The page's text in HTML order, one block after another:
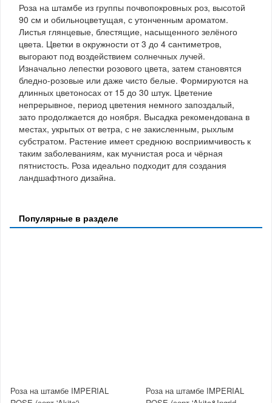
Роза на штамбе из группы почвопокровных роз, высотой
90 см и обильноцветущая, с утонченным ароматом.
Листья глянцевые, блестящие, насыщенного зелёного
цвета. Цветки в окружности от 3 до 4 сантиметров,
выгорают под воздействием солнечных лучей.
Изначально лепестки розового цвета, затем становятся
бледно-розовые или даже чисто белые. Формируются на
длинных цветоносах от 15 до 30 штук. Цветение
непрерывное, период цветения немного запоздалый,
зато продолжается до ноября. Высадка рекомендована в
местах, укрытых от ветра, с не закисленным, рыхлым
субстратом. Растение имеет среднюю восприимчивость к
таким заболеваниям, как мучнистая роса и чёрная
пятнистость. Роза идеально подходит для создания
ландшафтного дизайна.
Популярные в разделе
Роза на штамбе IMPERIAL
Роза на штамбе IMPERIAL